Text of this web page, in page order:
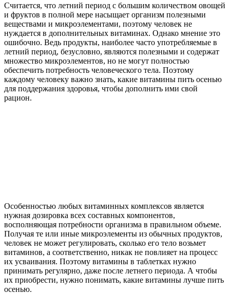
Считается, что летний период с большим количеством овощей
и фруктов в полной мере насыщает организм полезными
веществами и микроэлементами, поэтому человек не
нуждается в дополнительных витаминах. Однако мнение это
ошибочно. Ведь продукты, наиболее часто употребляемые в
летний период, безусловно, являются полезными и содержат
множество микроэлементов, но не могут полностью
обеспечить потребность человеческого тела. Поэтому
каждому человеку важно знать, какие витамины пить осенью
для поддержания здоровья, чтобы дополнить ими свой
рацион.
Особенностью любых витаминных комплексов является
нужная дозировка всех составных компонентов,
восполняющая потребности организма в правильном объеме.
Получая те или иные микроэлементы из обычных продуктов,
человек не может регулировать, сколько его тело возьмет
витаминов, а соответственно, никак не повлияет на процесс
их усваивания. Поэтому витамины в таблетках нужно
принимать регулярно, даже после летнего периода. А чтобы
их приобрести, нужно понимать, какие витамины лучше пить
осенью.